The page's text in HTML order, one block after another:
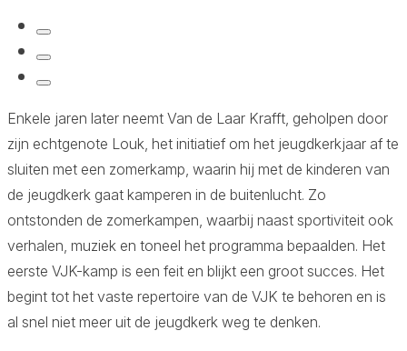
Aa
Enkele jaren later neemt Van de Laar Krafft, geholpen door
zijn echtgenote Louk, het initiatief om het jeugdkerkjaar af te
sluiten met een zomerkamp, waarin hij met de kinderen van
de jeugdkerk gaat kamperen in de buitenlucht. Zo
ontstonden de zomerkampen, waarbij naast sportiviteit ook
verhalen, muziek en toneel het programma bepaalden. Het
eerste VJK-kamp is een feit en blijkt een groot succes. Het
begint tot het vaste repertoire van de VJK te behoren en is
al snel niet meer uit de jeugdkerk weg te denken.